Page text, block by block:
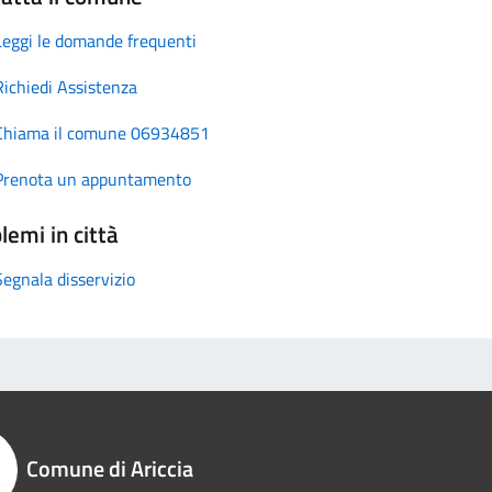
le domande frequenti
Assistenza
il comune 06934851
un appuntamento
in città
disservizio
Comune di Ariccia